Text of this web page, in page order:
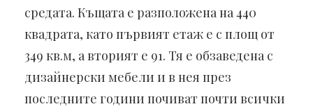
средата. Къщата е разположена на 440
квадрата, като първият етаж е с площ от
349 кв.м, а вторият е 91. Тя е обзаведена с
дизайнерски мебели и в нея през
последните години почиват почти всички